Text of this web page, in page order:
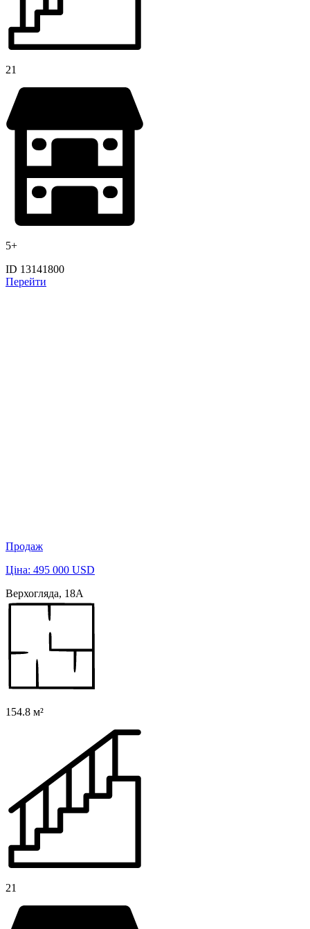
21
5+
ID 13141800
Перейти
Продаж
Ціна: 495 000 USD
Верхогляда, 18А
154.8 м²
21